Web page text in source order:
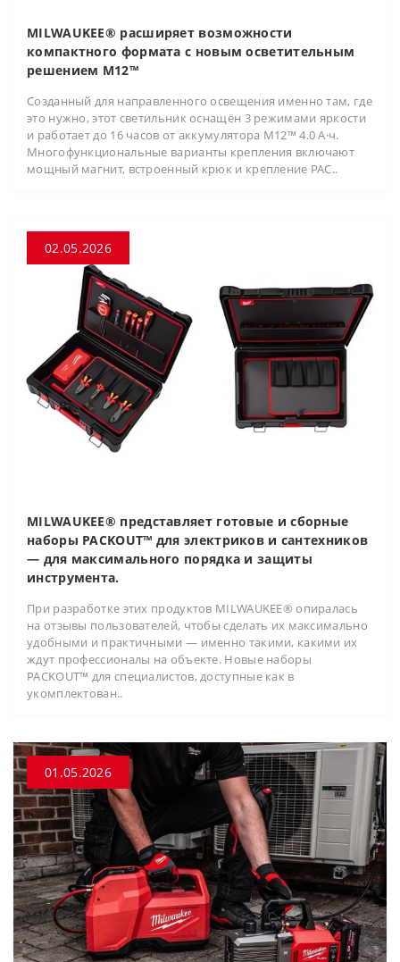
MILWAUKEE® расширяет возможности
компактного формата с новым осветительным
решением M12™
Созданный для направленного освещения именно там, где
это нужно, этот светильник оснащён 3 режимами яркости
и работает до 16 часов от аккумулятора M12™ 4.0 А·ч.
Многофункциональные варианты крепления включают
мощный магнит, встроенный крюк и крепление PAC..
02.05.2026
MILWAUKEE® представляет готовые и сборные
наборы PACKOUT™ для электриков и сантехников
— для максимального порядка и защиты
инструмента.
При разработке этих продуктов MILWAUKEE® опиралась
на отзывы пользователей, чтобы сделать их максимально
удобными и практичными — именно такими, какими их
ждут профессионалы на объекте. Новые наборы
PACKOUT™ для специалистов, доступные как в
укомплектован..
01.05.2026